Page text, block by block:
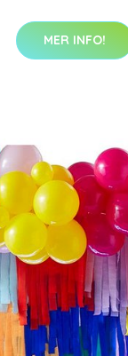
MER INFO!